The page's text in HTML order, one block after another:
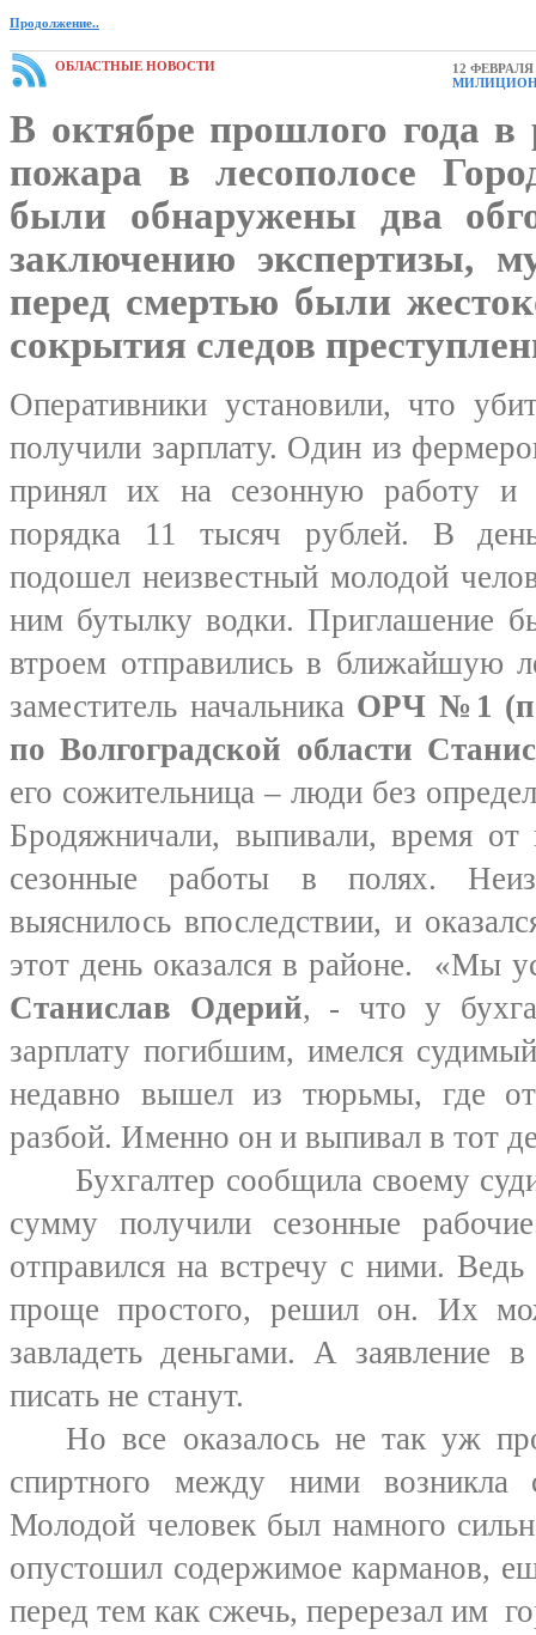
Продолжение..
ОБЛАСТНЫЕ НОВОСТИ
12 ФЕВРАЛЯ
В октябре прошлого года в
пожара в лесополосе
были обнаружены два
заключению экспертизы,
перед смертью были
сокрытия следов
Оперативники установили, что
получили зарплату. Один из
принял их на сезонную работу и
порядка 11 тысяч рублей. В
подошел неизвестный молодой
ним бутылку водки. Приглашение
втроем отправились в ближайшую
заместитель начальника ОРЧ №1
по Волгоградской области
его сожительница – люди без
Бродяжничали, выпивали, время от
сезонные работы в полях.
выяснилось впоследствии, и
этот день оказался в районе. «Мы
Станислав Одерий, - что у
зарплату погибшим, имелся
недавно вышел из тюрьмы, где
разбой. Именно он и выпивал в тот
Бухгалтер сообщила своему
сумму получили сезонные
отправился на встречу с ними.
проще простого, решил он. Их
завладеть деньгами. А
писать не станут.
Но все оказалось не так уж
спиртного между ними возникла
Молодой человек был намного
опустошил содержимое карманов,
перед тем как сжечь, перерезал им